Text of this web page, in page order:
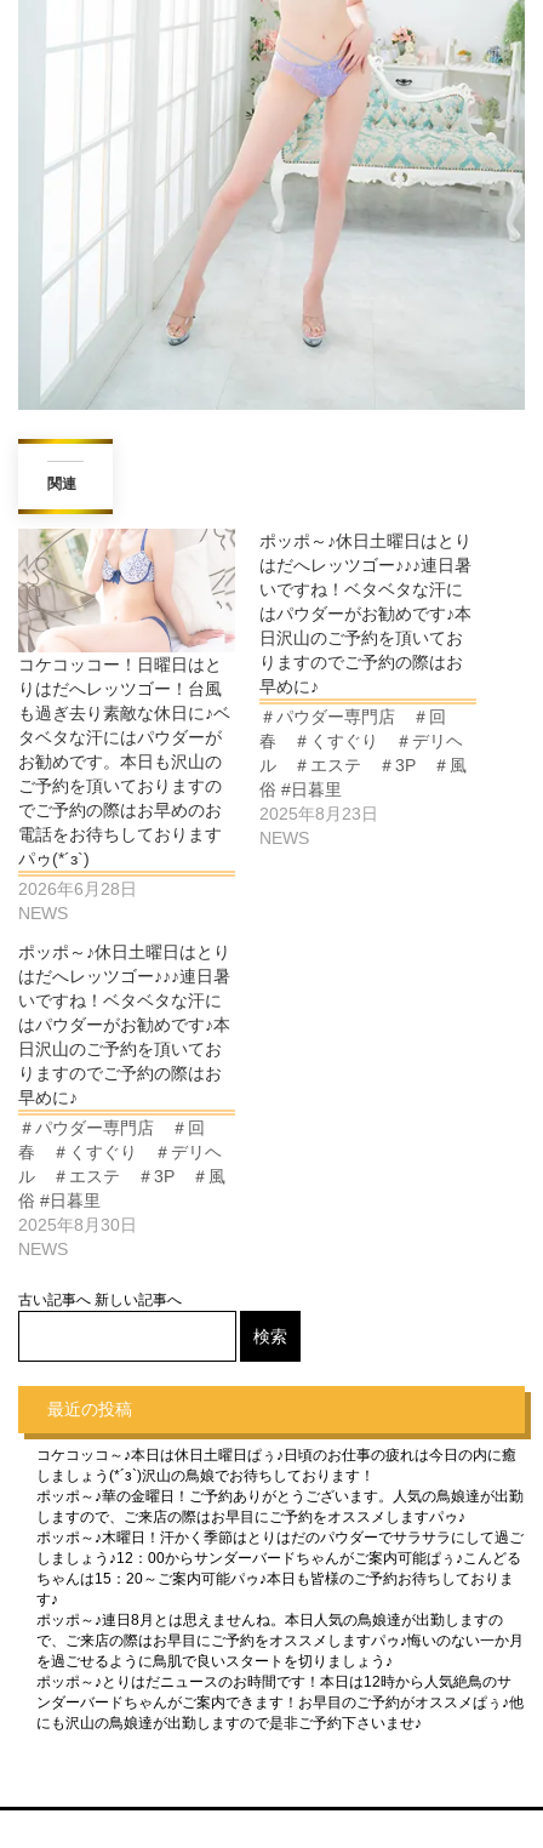
関連
コケコッコー！日曜日はと
りはだへレッツゴー！台風
も過ぎ去り素敵な休日に♪ベ
タベタな汗にはパウダーが
お勧めです。本日も沢山の
ご予約を頂いておりますの
でご予約の際はお早めのお
電話をお待ちしております
パゥ(*´з`)
2026年6月28日
NEWS
ポッポ～♪休日土曜日はとり
はだへレッツゴー♪♪♪連日暑
いですね！ベタベタな汗に
はパウダーがお勧めです♪本
日沢山のご予約を頂いてお
りますのでご予約の際はお
早めに♪
＃パウダー専門店 ＃回
春 ＃くすぐり ＃デリヘ
ル ＃エステ ＃3P ＃風
俗 #日暮里
2025年8月23日
NEWS
ポッポ～♪休日土曜日はとり
はだへレッツゴー♪♪♪連日暑
いですね！ベタベタな汗に
はパウダーがお勧めです♪本
日沢山のご予約を頂いてお
りますのでご予約の際はお
早めに♪
＃パウダー専門店 ＃回
春 ＃くすぐり ＃デリヘ
ル ＃エステ ＃3P ＃風
俗 #日暮里
2025年8月30日
NEWS
古い記事へ 新しい記事へ
最近の投稿
コケコッコ～♪本日は休日土曜日ぱぅ♪日頃のお仕事の疲れは今日の内に癒
しましょう(*´з`)沢山の鳥娘でお待ちしております！
ポッポ～♪華の金曜日！ご予約ありがとうございます。人気の鳥娘達が出勤
しますので、ご来店の際はお早目にご予約をオススメしますパゥ♪
ポッポ～♪木曜日！汗かく季節はとりはだのパウダーでサラサラにして過ご
しましょう♪12：00からサンダーバードちゃんがご案内可能ぱぅ♪こんどる
ちゃんは15：20～ご案内可能パゥ♪本日も皆様のご予約お待ちしておりま
す♪
ポッポ～♪連日8月とは思えませんね。本日人気の鳥娘達が出勤しますの
で、ご来店の際はお早目にご予約をオススメしますパゥ♪悔いのない一か月
を過ごせるように鳥肌で良いスタートを切りましょう♪
ポッポ～♪とりはだニュースのお時間です！本日は12時から人気絶鳥のサ
ンダーバードちゃんがご案内できます！お早目のご予約がオススメぱぅ♪他
にも沢山の鳥娘達が出勤しますので是非ご予約下さいませ♪